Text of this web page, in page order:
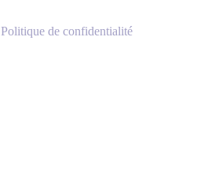
Politique de confidentialité